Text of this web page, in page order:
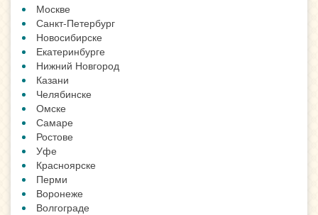
Москве
Санкт-Петербург
Новосибирске
Екатеринбурге
Нижний Новгород
Казани
Челябинске
Омске
Самаре
Ростове
Уфе
Красноярске
Перми
Воронеже
Волгограде